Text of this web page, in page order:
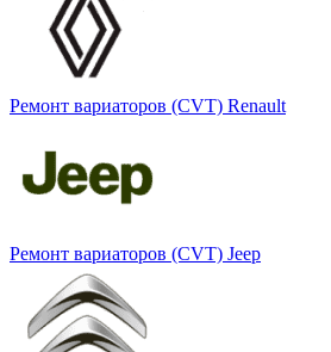
Ремонт вариаторов (CVT) Renault
Ремонт вариаторов (CVT) Jeep